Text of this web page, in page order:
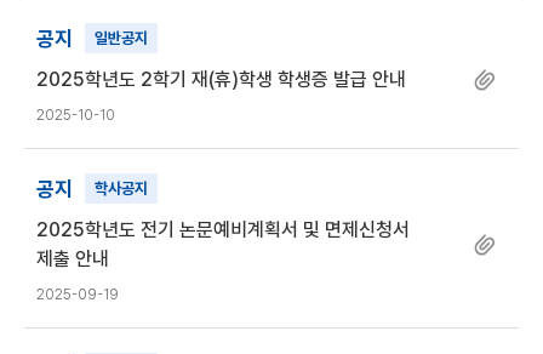
공지 일반공지
2025학년도 2학기 재(휴)학생 학생증 발급 안내
2025-10-10
공지 학사공지
2025학년도 전기 논문예비계획서 및 면제신청서
제출 안내
2025-09-19